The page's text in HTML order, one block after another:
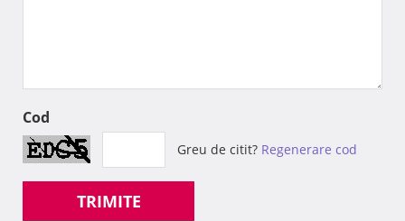
Cod
Greu de citit? Regenerare cod
TRIMITE